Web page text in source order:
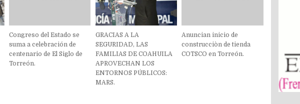
Congreso del Estado se
suma a celebración de
centenario de El Siglo de
Torreón.
GRACIAS A LA
SEGURIDAD, LAS
FAMILIAS DE COAHUILA
APROVECHAN LOS
ENTORNOS PÚBLICOS:
MARS.
Anuncian inicio de
construcciòn de tienda
COTSCO en Torreón.